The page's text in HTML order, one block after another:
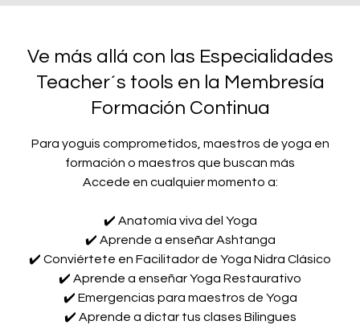
Ve más allá con las Especialidades
Teacher´s tools en la Membresía
Formación Continua
Para yoguis comprometidos, maestros de yoga en
formación o maestros que buscan más
Accede en cualquier momento a:
✔️ Anatomía viva del Yoga
✔️ Aprende a enseñar Ashtanga
✔️ Conviértete en Facilitador de Yoga Nidra Clásico
✔️ Aprende a enseñar Yoga Restaurativo
✔️ Emergencias para maestros de Yoga
✔️ Aprende a dictar tus clases Bilingues